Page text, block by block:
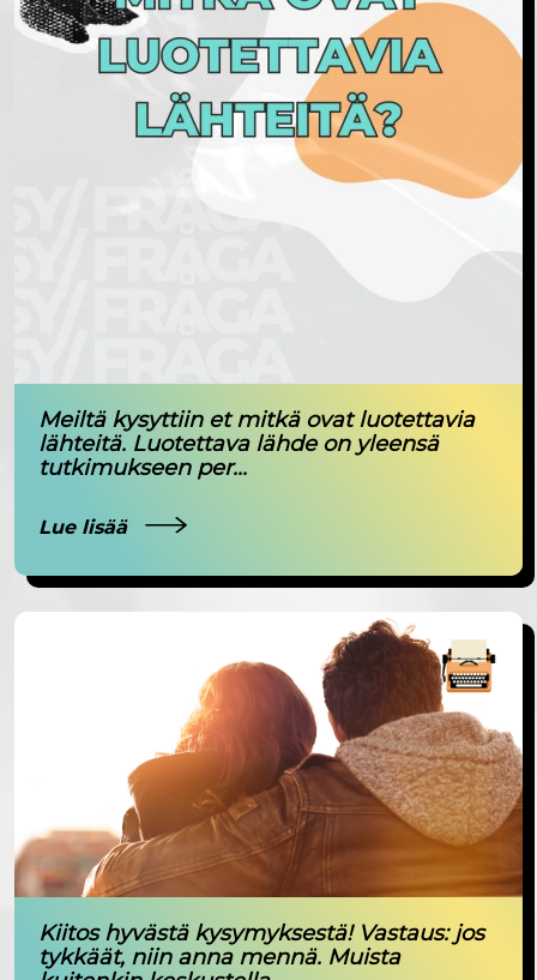
Meiltä kysyttiin et mitkä ovat luotettavia
lähteitä. Luotettava lähde on yleensä
tutkimukseen per...
Lue lisää
Kiitos hyvästä kysymyksestä! Vastaus: jos
tykkäät, niin anna mennä. Muista